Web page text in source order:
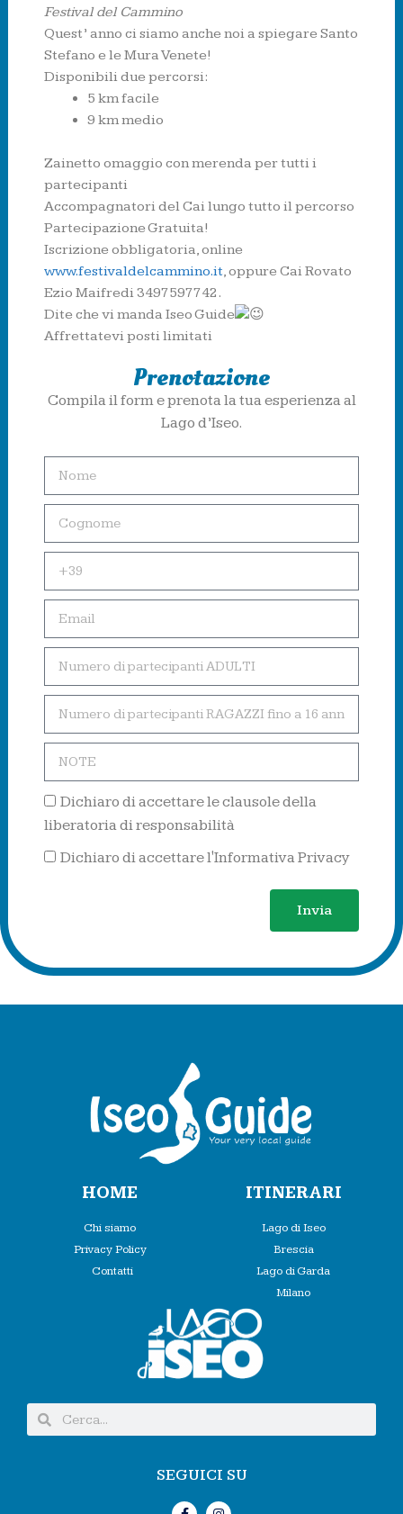
Festival del Cammino
Quest’ anno ci siamo anche noi a spiegare Santo
Stefano e le Mura Venete!
Disponibili due percorsi:
5 km facile
9 km medio
Zainetto omaggio con merenda per tutti i
partecipanti
Accompagnatori del Cai lungo tutto il percorso
Partecipazione Gratuita!
Iscrizione obbligatoria, online
www.festivaldelcammino.it, oppure Cai Rovato
Ezio Maifredi 3497597742.
Dite che vi manda Iseo Guide
Affrettatevi posti limitati
Prenotazione
Compila il form e prenota la tua esperienza al
Lago d’Iseo.
Dichiaro di accettare le clausole della
liberatoria di responsabilità
Dichiaro di accettare l'Informativa Privacy
Invia
HOME
Chi siamo
Privacy Policy
Contatti
ITINERARI
Lago di Iseo
Brescia
Lago di Garda
Milano
SEGUICI SU